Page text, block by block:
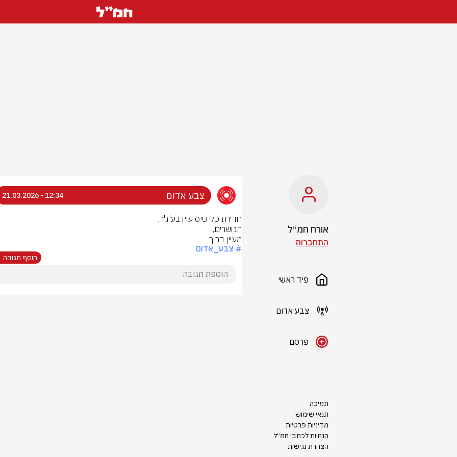
אורח חמ״ל
התחברות
פיד ראשי
צבע אדום
פרסם
תמיכה
תנאי שימוש
מדיניות פרטיות
הנחיות לכתבי חמ״ל
הצהרת נגישות
צבע אדום 12:34 - 21.03.2026
מעיין ברוך
# צבע_אדום
הוסף תגובה